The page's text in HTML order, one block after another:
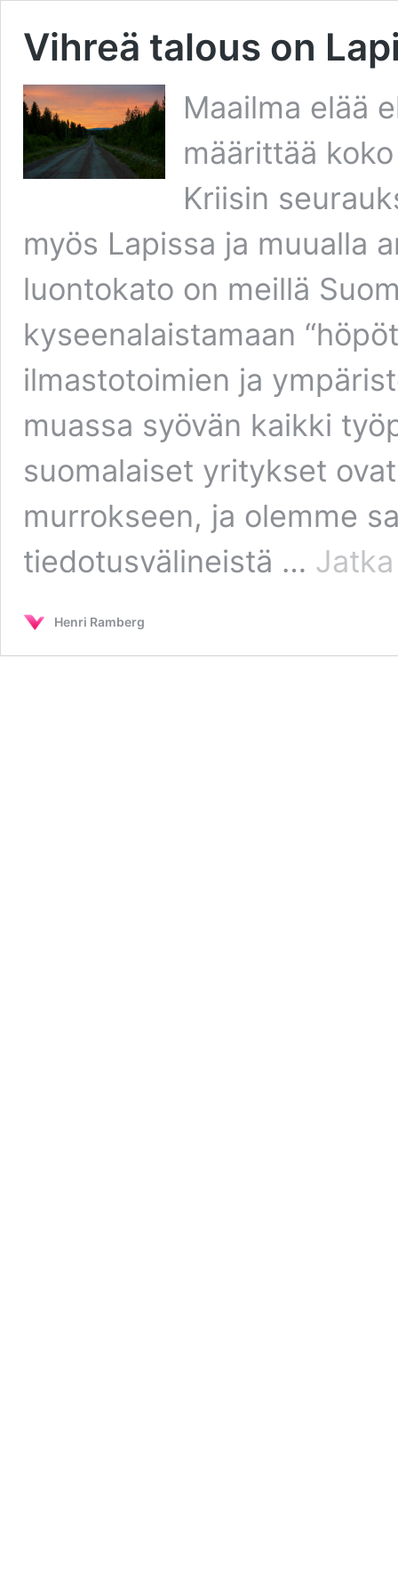
Vihreä talous on
Maailma elää
määrittää
Kriisin
myös Lapissa ja muualla
luontokato on meillä
kyseenalaistamaan
ilmastotoimien ja
muassa syövän kaikki
suomalaiset yritykset
murrokseen, ja olemme
tiedotusvälineistä …
Henri Ramberg